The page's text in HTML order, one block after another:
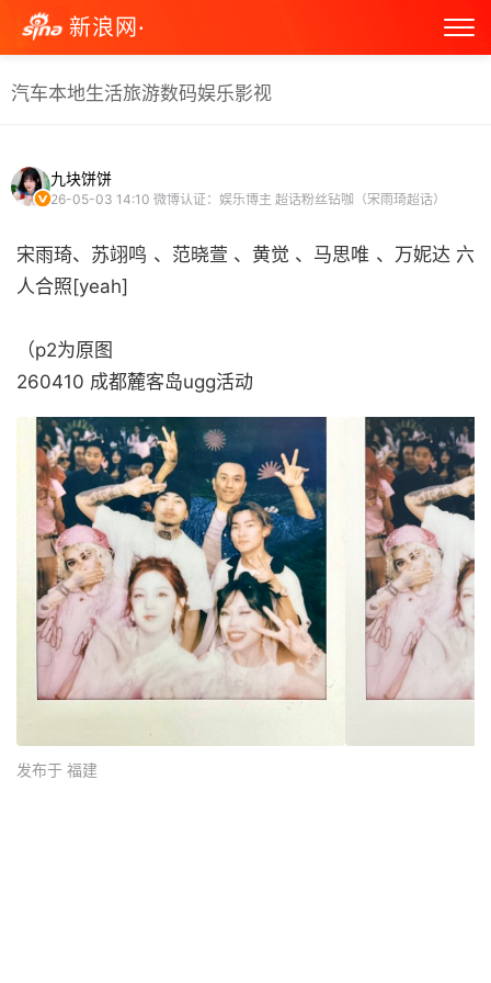
新浪网·
汽车本地生活旅游数码娱乐影视
九块饼饼
26-05-03 14:10 微博认证：娱乐博主 超话粉丝钻咖（宋雨琦超话）
宋雨琦、苏翊鸣 、范晓萱 、黄觉 、马思唯 、万妮达 六
人合照[yeah]
（p2为原图
260410 成都麓客岛ugg活动 ​
发布于 福建